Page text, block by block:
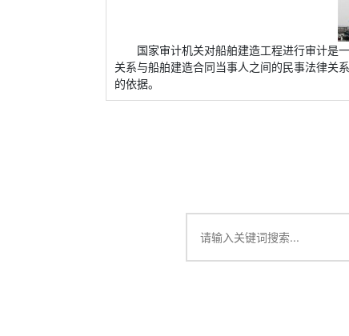
国家审计机关对船舶建造工程进行审计是
关系与船舶建造合同当事人之间的民事法律关
的依据。